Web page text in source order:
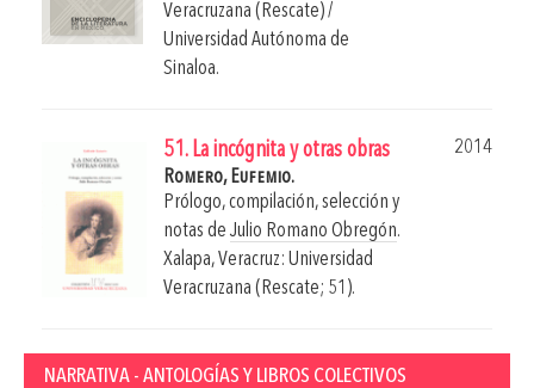
Veracruzana (Rescate) /
Universidad Autónoma de
Sinaloa.
51. La incógnita y otras obras
2014
Romero, Eufemio.
Prólogo, compilación, selección y
notas de Julio Romano Obregón.
Xalapa, Veracruz: Universidad
Veracruzana (Rescate; 51).
NARRATIVA - ANTOLOGÍAS Y LIBROS COLECTIVOS